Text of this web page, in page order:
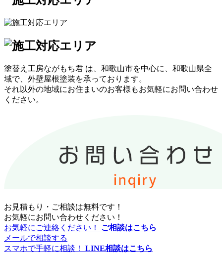
塗替え工房ながもち君 は、和歌山市を中心に、和歌山県全
域で、外壁屋根塗装を承っております。
それ以外の地域にお住まいのお客様もお気軽にお問い合わせ
ください。
お見積もり・ご相談は無料です！
お気軽にお問い合わせください！
お気軽にご連絡ください！ ご相談はこちら
メールで相談する
スマホで手軽に相談！ LINE相談はこちら